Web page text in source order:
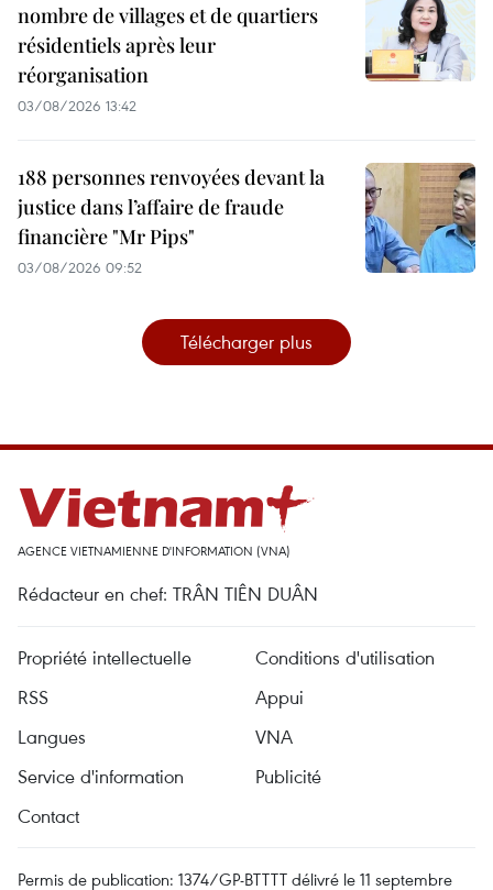
nombre de villages et de quartiers
résidentiels après leur
réorganisation
03/08/2026 13:42
188 personnes renvoyées devant la
justice dans l’affaire de fraude
financière "Mr Pips"
03/08/2026 09:52
Télécharger plus
AGENCE VIETNAMIENNE D'INFORMATION (VNA)
Rédacteur en chef: TRÂN TIÊN DUÂN
Propriété intellectuelle
Conditions d'utilisation
RSS
Appui
Langues
VNA
Service d'information
Publicité
Contact
Permis de publication: 1374/GP-BTTTT délivré le 11 septembre